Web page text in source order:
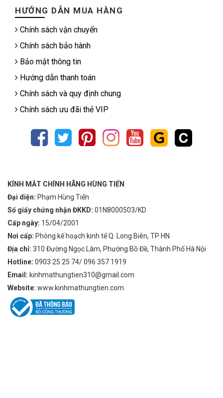
HƯỚNG DẪN MUA HÀNG
Chính sách vận chuyển
Chính sách bảo hành
Bảo mật thông tin
Hướng dẫn thanh toán
Chính sách và quy định chung
Chính sách ưu đãi thẻ VIP
KÍNH MẮT CHÍNH HÃNG HÙNG TIẾN
Đại diện: Phạm Hùng Tiến
Số giấy chứng nhận ĐKKD: 01N8000503/KD
Cấp ngày: 15/04/2001
Nơi cấp: Phòng kế hoạch kinh tế Q. Long Biên, TP HN
Địa chỉ: 310 Đường Ngọc Lâm, Phường Bồ Đề, Thành Phố Hà Nội
Hotline: 0903 25 25 74/ 096 357 1919
Email: kinhmathungtien310@gmail.com
Website: www.kinhmathungtien.com